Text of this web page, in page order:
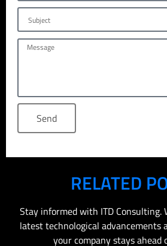
Send
RELATED
Stay informed with ITD Consulting.
latest technological advancements
your company stays ahead